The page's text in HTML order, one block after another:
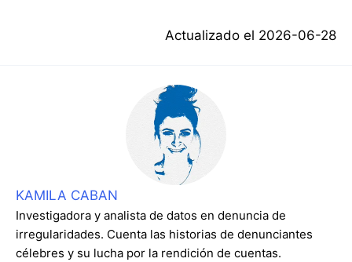
Actualizado el 2026-06-28
KAMILA CABAN
Investigadora y analista de datos en denuncia de
irregularidades. Cuenta las historias de denunciantes
célebres y su lucha por la rendición de cuentas.